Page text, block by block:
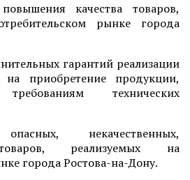
качества товаров,
рынке города
гарантий реализации
на приобретение продукции,
требованиям технических
некачественных,
реализуемых на
города Ростова-на-Дону.